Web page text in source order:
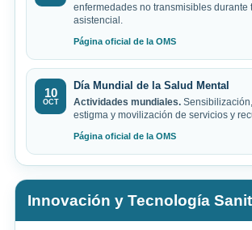
enfermedades no transmisibles durante
asistencial.
Página oficial de la OMS
10
OCT
Día Mundial de la Salud Mental
Actividades mundiales.
estigma y movilización de servicios y
Página oficial de la OMS
Innovación y Tecnología